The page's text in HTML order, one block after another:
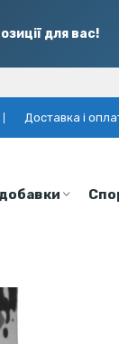
для вас!
Доставка і